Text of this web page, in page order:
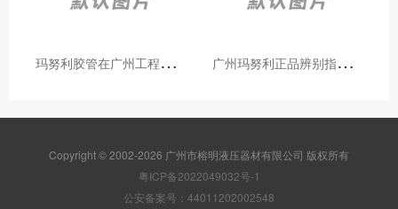
玛
努利胶管在广州工程机械领域的应用案例与效果分析 广
州玛努利正品辨别指南：如何区分原装 Manuli 胶管 / 接头 / 扣压机（代理专业版）
Copyright © 2002-2026 广州市榕明液压器材有限公司 版权所有
粤ICP备2022049032号-1
公安备案号：44011202002548